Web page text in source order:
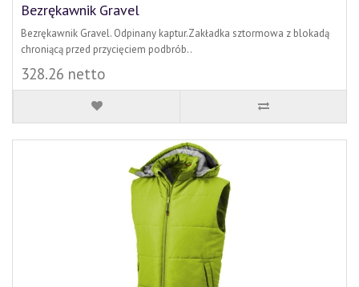
Bezrękawnik Gravel
Bezrękawnik Gravel. Odpinany kaptur.Zakładka sztormowa z blokadą
chroniącą przed przycięciem podbrób..
328.26 netto